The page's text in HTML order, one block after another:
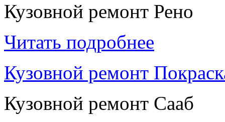
Кузовной ремонт Рено
Читать подробнее
Кузовной ремонт
Кузовной ремонт Сааб